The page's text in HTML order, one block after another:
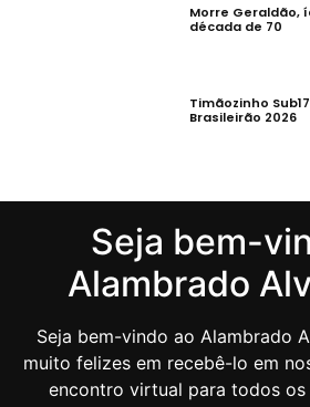
Morre Geraldão,
década de 70
Timãozinho
Brasileirão 2026
Seja bem-
Alambrado
Seja bem-vindo ao Alambrado
muito felizes em recebê-lo em
encontro virtual para todos os